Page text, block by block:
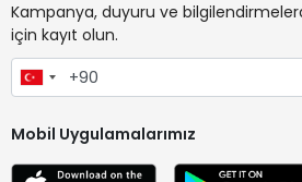
Kampanya, duyuru ve
için kayıt olun.
Mobil Uygulamalarımız